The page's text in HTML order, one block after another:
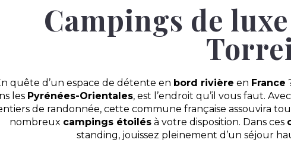
Campings de
quête d’un espace de détente en bord rivière en France
les Pyrénées-Orientales, est l’endroit qu’il vous faut.
de randonnée, cette commune française assouvira
nombreux campings étoilésà votre disposition. Dans ces
standing, jouissez pleinement d’un séjour